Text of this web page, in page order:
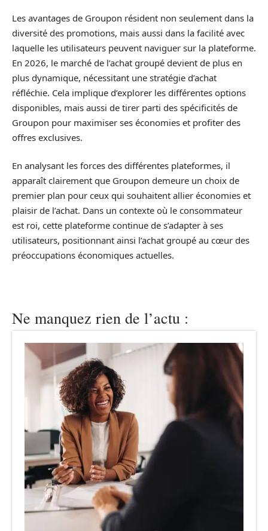
Les avantages de Groupon résident non seulement dans la
diversité des promotions, mais aussi dans la facilité avec
laquelle les utilisateurs peuvent naviguer sur la plateforme.
En 2026, le marché de l’achat groupé devient de plus en
plus dynamique, nécessitant une stratégie d’achat
réfléchie. Cela implique d’explorer les différentes options
disponibles, mais aussi de tirer parti des spécificités de
Groupon pour maximiser ses économies et profiter des
offres exclusives.
En analysant les forces des différentes plateformes, il
apparaît clairement que Groupon demeure un choix de
premier plan pour ceux qui souhaitent allier économies et
plaisir de l’achat. Dans un contexte où le consommateur
est roi, cette plateforme continue de s’adapter à ses
utilisateurs, positionnant ainsi l’achat groupé au cœur des
préoccupations économiques actuelles.
Ne manquez rien de l’actu :